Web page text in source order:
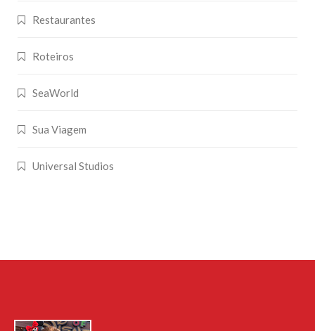
Restaurantes
Roteiros
SeaWorld
Sua Viagem
Universal Studios